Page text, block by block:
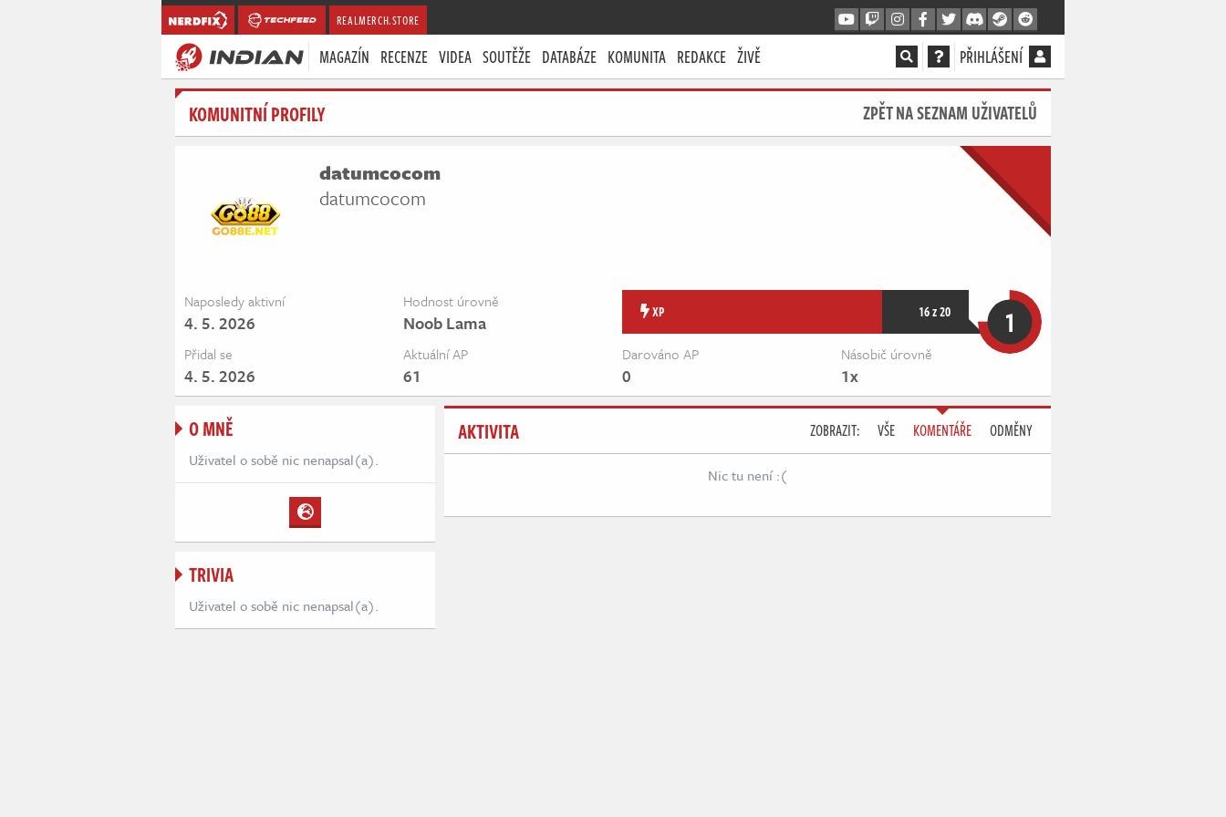
REALMERCH.STORE
MAGAZÍN RECENZE VIDEA SOUTĚŽE DATABÁZE KOMUNITA REDAKCE ŽIVĚ PŘIHLÁŠENÍ
KOMUNITNÍ PROFILY ZPĚT NA SEZNAM UŽIVATELŮ
datumcocom
datumcocom
Naposledy aktivní
4. 5. 2026
Hodnost úrovně
Noob Lama XP 16 z 20 1
Přidal se
4. 5. 2026
Aktuální AP
61
Darováno AP
0
Násobič úrovně
1x
O MNĚ
Uživatel o sobě nic nenapsal(a).
TRIVIA
Uživatel o sobě nic nenapsal(a).
AKTIVITA ZOBRAZIT: VŠE KOMENTÁŘE ODMĚNY
Nic tu není :(